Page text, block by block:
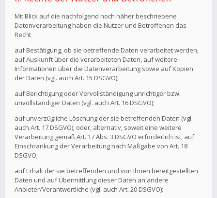
Mit Blick auf die nachfolgend noch näher beschriebene
Datenverarbeitung haben die Nutzer und Betroffenen das
Recht
auf Bestätigung, ob sie betreffende Daten verarbeitet werden,
auf Auskunft über die verarbeiteten Daten, auf weitere
Informationen über die Datenverarbeitung sowie auf Kopien
der Daten (vgl. auch Art. 15 DSGVO);
auf Berichtigung oder Vervollständigung unrichtiger bzw.
unvollständiger Daten (vgl. auch Art. 16 DSGVO);
auf unverzügliche Löschung der sie betreffenden Daten (vgl.
auch Art. 17 DSGVO), oder, alternativ, soweit eine weitere
Verarbeitung gemäß Art. 17 Abs. 3 DSGVO erforderlich ist, auf
Einschränkung der Verarbeitung nach Maßgabe von Art. 18
DSGVO;
auf Erhalt der sie betreffenden und von ihnen bereitgestellten
Daten und auf Übermittlung dieser Daten an andere
Anbieter/Verantwortliche (vgl. auch Art. 20 DSGVO);